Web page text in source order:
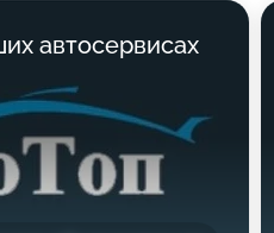
автосервисах